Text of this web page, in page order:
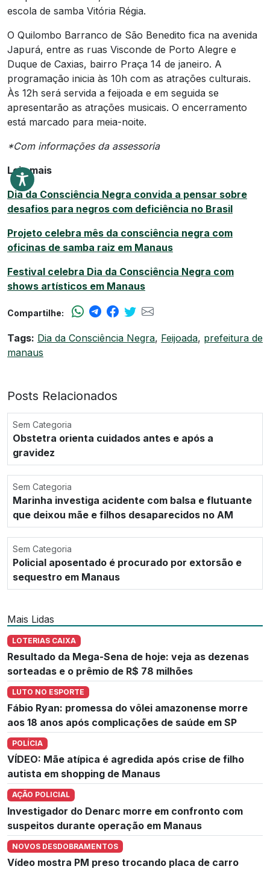
escola de samba Vitória Régia.
O Quilombo Barranco de São Benedito fica na avenida
Japurá, entre as ruas Visconde de Porto Alegre e
Duque de Caxias, bairro Praça 14 de janeiro. A
programação inicia às 10h com as atrações culturais.
Às 12h será servida a feijoada e em seguida se
apresentarão as atrações musicais. O encerramento
está marcado para meia-noite.
*Com informações da assessoria
Leia mais
Dia da Consciência Negra convida a pensar sobre
desafios para negros com deficiência no Brasil
Projeto celebra mês da consciência negra com
oficinas de samba raiz em Manaus
Festival celebra Dia da Consciência Negra com
shows artísticos em Manaus
Compartilhe:
Tags: Dia da Consciência Negra, Feijoada, prefeitura de
manaus
Posts Relacionados
Sem Categoria
Obstetra orienta cuidados antes e após a
gravidez
Sem Categoria
Marinha investiga acidente com balsa e flutuante
que deixou mãe e filhos desaparecidos no AM
Sem Categoria
Policial aposentado é procurado por extorsão e
sequestro em Manaus
Mais Lidas
LOTERIAS CAIXA
Resultado da Mega-Sena de hoje: veja as dezenas
sorteadas e o prêmio de R$ 78 milhões
LUTO NO ESPORTE
Fábio Ryan: promessa do vôlei amazonense morre
aos 18 anos após complicações de saúde em SP
POLÍCIA
VÍDEO: Mãe atípica é agredida após crise de filho
autista em shopping de Manaus
AÇÃO POLICIAL
Investigador do Denarc morre em confronto com
suspeitos durante operação em Manaus
NOVOS DESDOBRAMENTOS
Vídeo mostra PM preso trocando placa de carro